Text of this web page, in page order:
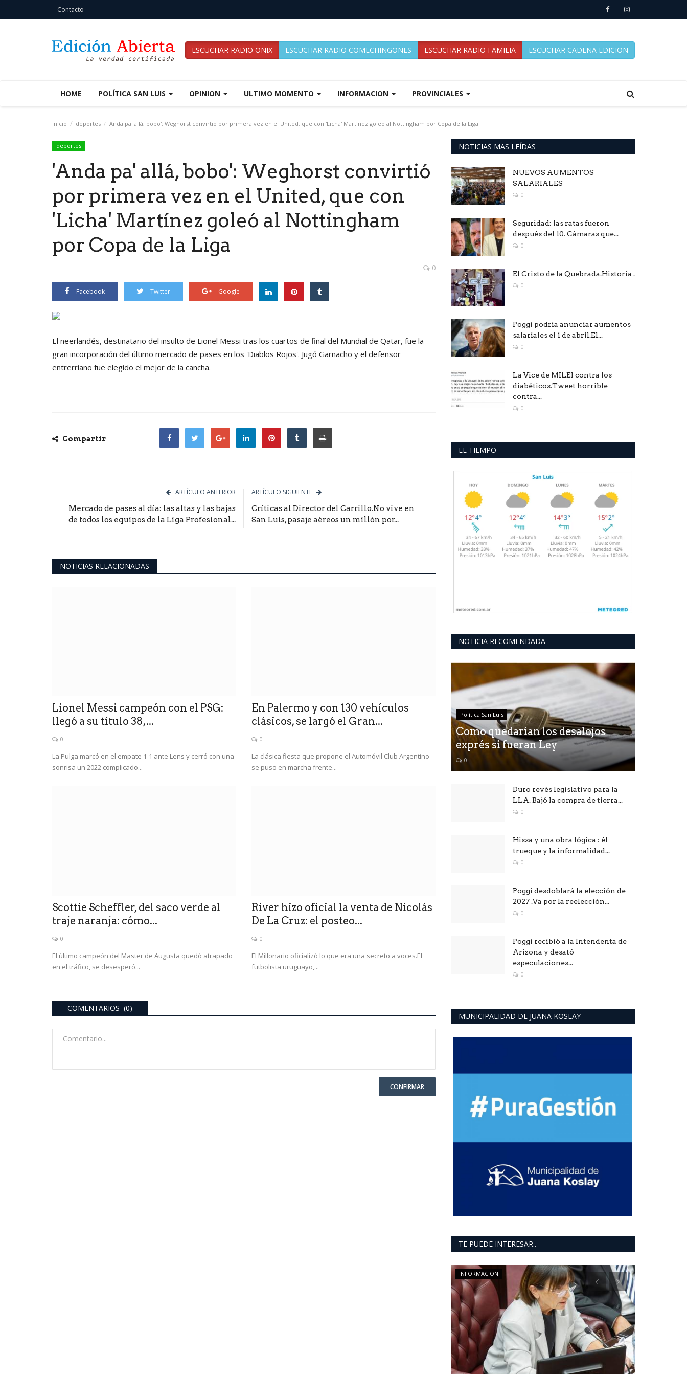
Contacto
ESCUCHAR RADIO ONIX ESCUCHAR RADIO COMECHINGONES ESCUCHAR RADIO FAMILIA ESCUCHAR CADENA EDICION
HOME POLÍTICA SAN LUIS OPINION ULTIMO MOMENTO INFORMACION PROVINCIALES
Inicio deportes 'Anda pa' allá, bobo': Weghorst convirtió por primera vez en el United, que con 'Licha' Martínez goleó al Nottingham por Copa de la Liga
deportes
'Anda pa' allá, bobo': Weghorst convirtió
por primera vez en el United, que con
'Licha' Martínez goleó al Nottingham
por Copa de la Liga
0
Facebook Twitter Google
El neerlandés, destinatario del insulto de Lionel Messi tras los cuartos de final del Mundial de Qatar, fue la
gran incorporación del último mercado de pases en los 'Diablos Rojos'. Jugó Garnacho y el defensor
entrerriano fue elegido el mejor de la cancha.
Compartir
ARTÍCULO ANTERIOR
Mercado de pases al día: las altas y las bajas
de todos los equipos de la Liga Profesional...
ARTÍCULO SIGUIENTE
Críticas al Director del Carrillo.No vive en
San Luis, pasaje aéreos un millón por...
NOTICIAS RELACIONADAS
Lionel Messi campeón con el PSG:
llegó a su título 38,...
0
La Pulga marcó en el empate 1-1 ante Lens y cerró con una
sonrisa un 2022 complicado...
En Palermo y con 130 vehículos
clásicos, se largó el Gran...
0
La clásica fiesta que propone el Automóvil Club Argentino
se puso en marcha frente...
Scottie Scheffler, del saco verde al
traje naranja: cómo...
0
El último campeón del Master de Augusta quedó atrapado
en el tráfico, se desesperó...
River hizo oficial la venta de Nicolás
De La Cruz: el posteo...
0
El Millonario oficializó lo que era una secreto a voces.El
futbolista uruguayo,...
COMENTARIOS (0)
CONFIRMAR
NOTICIAS MAS LEÍDAS
NUEVOS AUMENTOS
SALARIALES
0
Seguridad: las ratas fueron
después del 10. Cámaras que...
0
El Cristo de la Quebrada.Historia .
0
Poggi podría anunciar aumentos
salariales el 1 de abril.El...
0
La Vice de MILEI contra los
diabéticos.Tweet horrible
contra...
0
EL TIEMPO
NOTICIA RECOMENDADA
Política San Luis
Como quedarían los desalojos
exprés si fueran Ley
0
Duro revés legislativo para la
LLA. Bajó la compra de tierra...
0
Hissa y una obra lógica : él
trueque y la informalidad...
0
Poggi desdoblará la elección de
2027 .Va por la reelección...
0
Poggi recibió a la Intendenta de
Arizona y desató
especulaciones...
0
MUNICIPALIDAD DE JUANA KOSLAY
TE PUEDE INTERESAR..
INFORMACION